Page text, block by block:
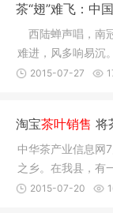
茶“翅”难飞：中
西陆蝉声唱，南
难进，风多响易沉
这首诗
2015-07-27
淘宝茶叶销售 将
中华茶产业信息网
之乡。在我县，有
上线上交
2015-07-20